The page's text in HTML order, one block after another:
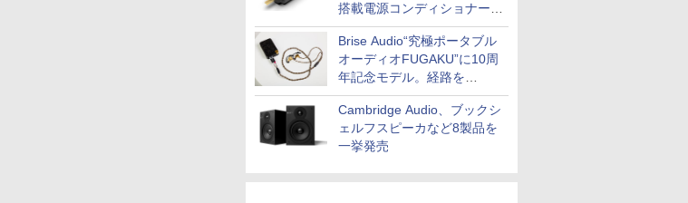
搭載電源コンディショナー
「AC iPurifier2」
Brise Audio“究極ポータブル
オーディオFUGAKU”に10周
年記念モデル。経路を
NISHIKIで統一。400万円
Cambridge Audio、ブックシ
ェルフスピーカなど8製品を
一挙発売